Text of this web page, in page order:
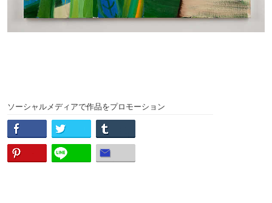
ソーシャルメディアで作品をプロモーション